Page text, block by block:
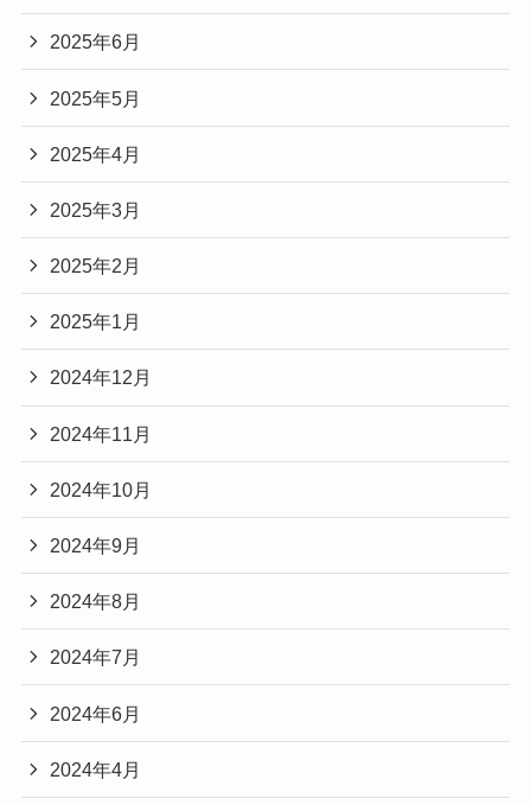
2025年6月
2025年5月
2025年4月
2025年3月
2025年2月
2025年1月
2024年12月
2024年11月
2024年10月
2024年9月
2024年8月
2024年7月
2024年6月
2024年4月